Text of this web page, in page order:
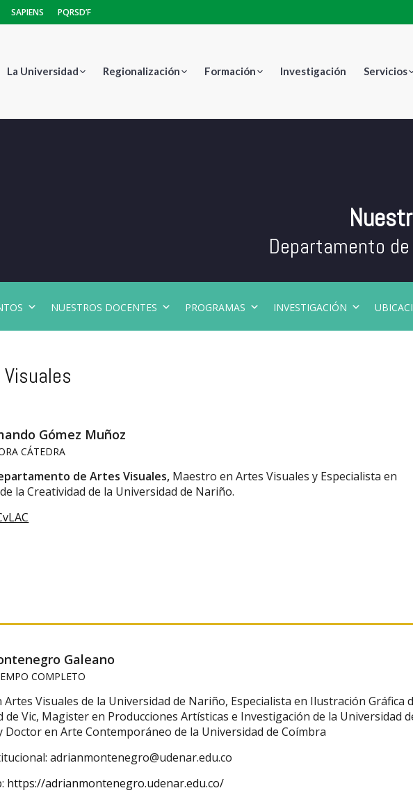
SAPIENS PQRSD’F
La Universidad Regionalización Formación Investigación Servicios
Departamento
NUESTROS DOCENTES PROGRAMAS INVESTIGACIÓN
Gómez Muñoz
CÁTEDRA
de Artes Visuales, Maestro en Artes Visuales y Especialista en
la Creatividad de la Universidad de Nariño.
Galeano
COMPLETO
Visuales de la Universidad de Nariño, Especialista en Ilustración Gráfica
de Vic, Magister en Producciones Artísticas e Investigación de la Universidad
Doctor en Arte Contemporáneo de la Universidad de Coímbra
adrianmontenegro@udenar.edu.co
https://adrianmontenegro.udenar.edu.co/